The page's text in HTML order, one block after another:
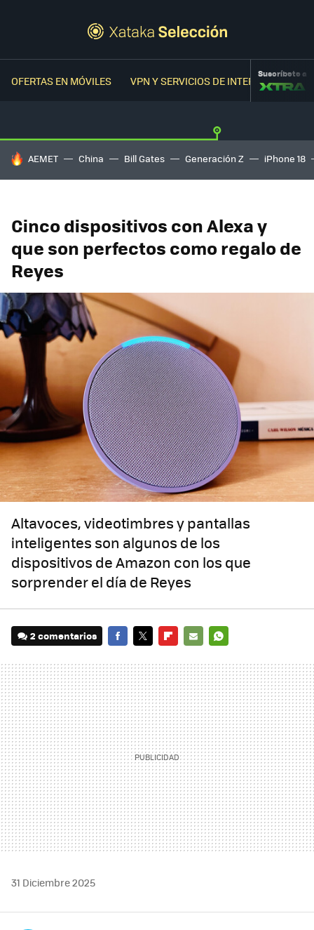
OFERTAS EN MÓVILES VPN Y SERVICIOS DE INTERNETSuscríbete a
HOY SE HABLA DE
AEMET China Bill Gates Generación Z iPhone 18
Cinco dispositivos con Alexa y
que son perfectos como regalo de
Reyes
Altavoces, videotimbres y pantallas
inteligentes son algunos de los
dispositivos de Amazon con los que
sorprender el día de Reyes
2 comentarios
MAIL
31 Diciembre 2025